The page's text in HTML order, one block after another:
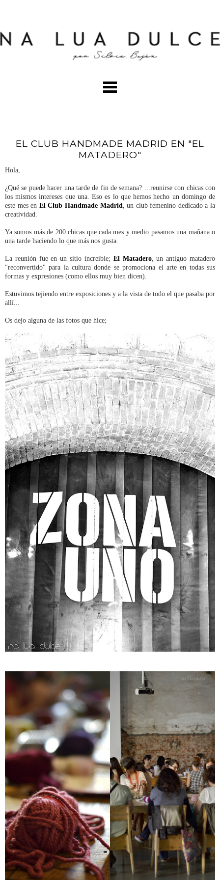
EL CLUB HANDMADE MADRID EN "EL
MATADERO"
Hola,
¿Qué se puede hacer una tarde de fin de semana? ...reunirse con chicas con
los mismos intereses que una. Eso es lo que hemos hecho un domingo de
este mes en El Club Handmade Madrid , un club femenino dedicado a la
creatividad.
Ya somos más de 200 chicas que cada mes y medio pasamos una mañana o
una tarde haciendo lo que más nos gusta.
La reunión fue en un sitio increíble; El Matadero, un antiguo matadero
"reconvertido" para la cultura donde se promociona el arte en todas sus
formas y expresiones (como ellos muy bien dicen).
Estuvimos tejiendo entre exposiciones y a la vista de todo el que pasaba por
allí...
Os dejo alguna de las fotos que hice;